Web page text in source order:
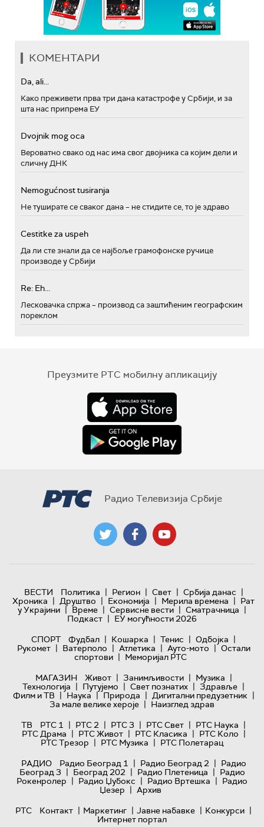
КОМЕНТАРИ
Da, ali...
Како преживети прва три дана катастрофе у Србији, и за
шта нас припрема ЕУ
Dvojnik mog oca
Вероватно свако од нас има свог двојника са којим дели и
сличну ДНК
Nemogućnost tusiranja
Не туширате се сваког дана – не стидите се, то је здраво
Cestitke za uspeh
Да ли сте знали да се најбоље грамофонске ручице
производе у Србији
Re: Eh...
Лесковачка спржа – производ са заштићеним географским
пореклом
Преузмите РТС мобилну апликацију
Радио Телевизија Србије
ВЕСТИ Политика | Регион | Свет | Србија данас |
Хроника | Друштво | Економија | Мерила времена | Рат
у Украјини | Време | Сервисне вести | Сматрачница |
Подкаст | ЕУ могућности 2026
СПОРТ
Фудбал | Кошарка | Тенис | Одбојка |
Рукомет | Ватерполо | Атлетика | Ауто-мото | Остали
спортови | Меморијал РТС
МАГАЗИН
Живот | Занимљивости | Музика |
Технологијa | Путујемо | Свет познатих | Здравље |
Филм и ТВ | Наука | Природа | Дигитални предузетник |
За мале велике хероје | Наизглед здрав
ТВ
РТС 1 | РТС 2 | РТС 3 | РТС Свет | РТС Наука |
РТС Драма | РТС Живот | РТС Класика | РТС Коло |
РТС Трезор | РТС Музика | РТС Полетарац
РАДИО
Радио Београд 1 | Радио Београд 2 | Радио
Београд 3 | Београд 202 | Радио Плетеница | Радио
Рокенролер | Радио Џубокс | Радио Вртешка | Радио
Џезер | Архив
РТС
Контакт | Маркетинг | Јавне набавке | Конкурси |
Интернет портал